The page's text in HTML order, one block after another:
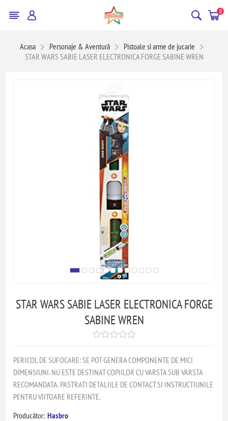
0
Acasa Personaje & Aventură
Pistoale si arme de jucarie
STAR WARS SABIE LASER ELECTRONICA FORGE SABINE WREN
STAR WARS SABIE LASER ELECTRONICA FORGE
SABINE WREN
PERICOL DE SUFOCARE: SE POT GENERA COMPONENTE DE MICI
DIMENSIUNI. NU ESTE DESTINAT COPIILOR CU VARSTA SUB VARSTA
RECOMANDATA. PASTRATI DETALIILE DE CONTACT SI INSTRUCTIUNILE
PENTRU VIITOARE REFERINTE.
Producător: Hasbro